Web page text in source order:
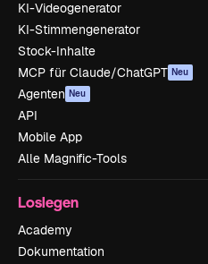
KI-Videogenerator
KI-Stimmengenerator
Stock-Inhalte
MCP für Claude/ChatGPT Neu
Agenten Neu
API
Mobile App
Alle Magnific-Tools
Loslegen
Academy
Dokumentation